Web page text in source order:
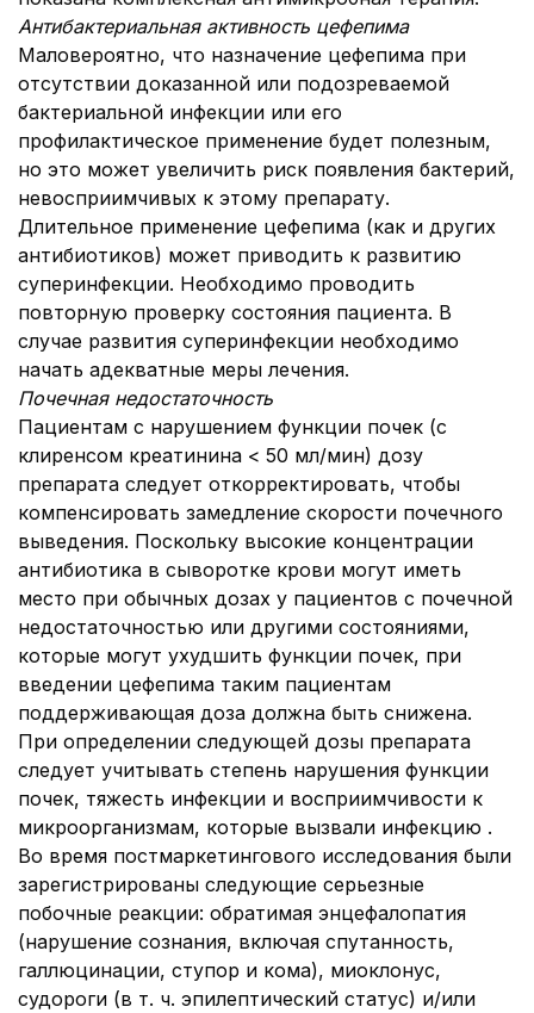
Антибактериальная активность цефепима
Маловероятно, что назначение цефепима при
отсутствии доказанной или подозреваемой
бактериальной инфекции или его
профилактическое применение будет полезным,
но это может увеличить риск появления бактерий,
невосприимчивых к этому препарату.
Длительное применение цефепима (как и других
антибиотиков) может приводить к развитию
суперинфекции. Необходимо проводить
повторную проверку состояния пациента. В
случае развития суперинфекции необходимо
начать адекватные меры лечения.
Почечная недостаточность
Пациентам с нарушением функции почек (с
клиренсом креатинина < 50 мл/мин) дозу
препарата следует откорректировать, чтобы
компенсировать замедление скорости почечного
выведения. Поскольку высокие концентрации
антибиотика в сыворотке крови могут иметь
место при обычных дозах у пациентов с почечной
недостаточностью или другими состояниями,
которые могут ухудшить функции почек, при
введении цефепима таким пациентам
поддерживающая доза должна быть снижена.
При определении следующей дозы препарата
следует учитывать степень нарушения функции
почек, тяжесть инфекции и восприимчивости к
микроорганизмам, которые вызвали инфекцию .
Во время постмаркетингового исследования были
зарегистрированы следующие серьезные
побочные реакции: обратимая энцефалопатия
(нарушение сознания, включая спутанность,
галлюцинации, ступор и кома), миоклонус,
судороги (в т. ч. эпилептический статус) и/или